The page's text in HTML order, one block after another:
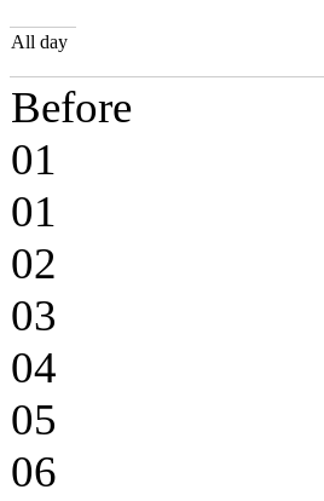
All day
Before
01
01
02
03
04
05
06